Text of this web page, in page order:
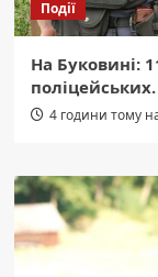
Події
На Буковині:
4 години тому